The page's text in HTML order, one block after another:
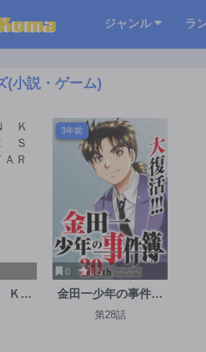
ジャンル ラ
(小説・ゲーム)
ＫＩ
Ｕ
3年前
0 6.5
金田一少年の事件簿
30th
第28話